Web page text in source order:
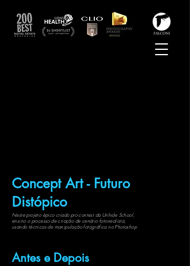
Concept Art - Futuro
Distópico
Neste projeto épico criado pro contest da Unhide School,
ensino o processode criação de cenário fotorrealista,
usando técnicas de manipulaçãofotográfica no Photoshop
Antes e Depois